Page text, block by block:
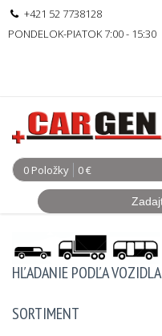
+421 52 7738128
PONDELOK-PIATOK 7:00 - 15:30
0 Položky 0 €
HĽADANIE PODĽA VOZIDLA
SORTIMENT